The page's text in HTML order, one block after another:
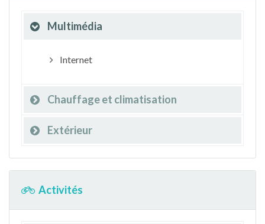
Multimédia
Internet
Chauffage et climatisation
Extérieur
Activités